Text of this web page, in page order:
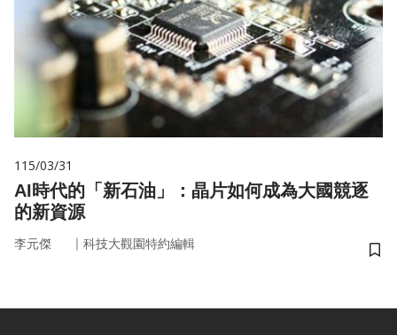
115/03/31
AI時代的「新石油」：晶片如何成為大國競逐
的新資源
李元傑 ｜ 科技大觀園特約編輯
儲